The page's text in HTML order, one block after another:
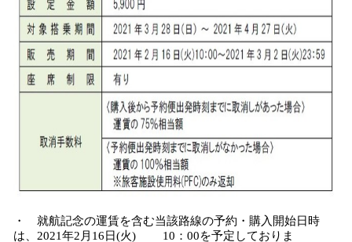
・ 就航記念の運賃を含む当該路線の予約・購入開始日時
は、2021年2月16日(火) 10：00を予定しておりま